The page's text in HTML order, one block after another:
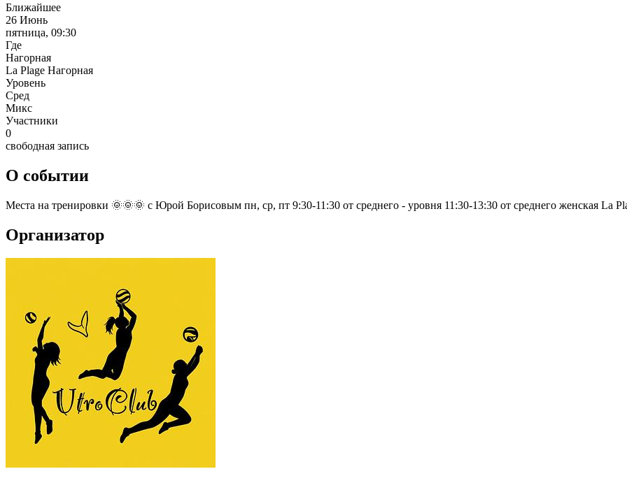
Ближайшее
26 Июнь
пятница, 09:30
Где
Нагорная
La Plage Нагорная
Уровень
Сред
Микс
Участники
0
свободная запись
О событии
Места на тренировки 🌞🌞🌞 с Юрой Борисовым пн, ср, пт 9:30-11:30 от среднего - уровня 11:30-13:30 от среднего женская La
Организатор